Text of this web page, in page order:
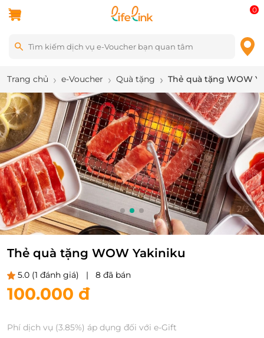
0
Trang chủ e-Voucher Quà tặng Thẻ quà tặng WOW
2/3
Thẻ quà tặng WOW Yakiniku
5.0 (1 đánh giá) | 8 đã bán
100.000 đ
Phí dịch vụ (3.85%) áp dụng đối với e-Gift